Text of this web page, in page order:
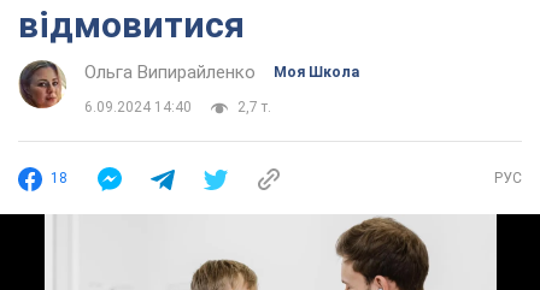
відмовитися
Ольга Випирайленко Моя Школа
6.09.2024 14:40 2,7 т.
18 РУС